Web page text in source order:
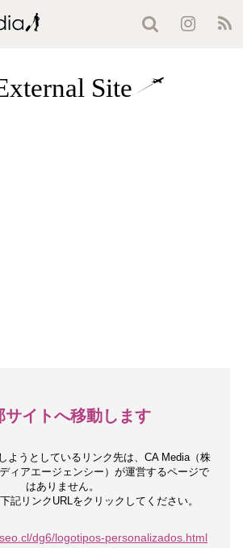
Site
サイトへ移動します
ようとしているリンク先は、 CA Media（株
ィアエージェンシー）が運営するページで
はありません。
記リンクURLをクリックしてください。
dg6/logotipos-personalizados.html